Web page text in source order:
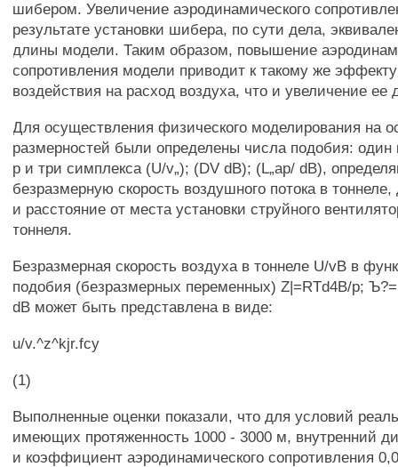
шибером. Увеличение аэродинамического
результате установки шибера, по сути дела,
длины модели. Таким образом, повышение
сопротивления модели приводит к такому же
воздействия на расход воздуха, что и увеличение ее
Для осуществления физического моделирования на
размерностей были определены числа подобия: один
р и три симплекса (U/v„); (DV dB); (L„ap/ dB),
безразмерную скорость воздушного потока в
и расстояние от места установки струйного
тоннеля.
Безразмерная скорость воздуха в тоннеле U/vB в
подобия (безразмерных переменных) Z|=RTd4B/p;
dB может быть представлена в виде:
u/v.^z^kjr.fcy
(1)
Выполненные оценки показали, что для условий
имеющих протяженность 1000 - 3000 м, внутренний
и коэффициент аэродинамического сопротивления